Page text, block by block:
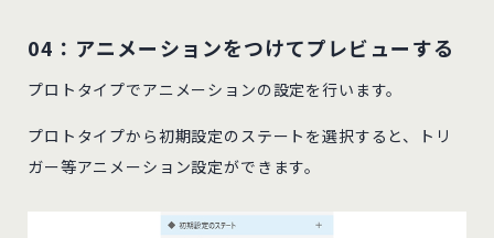
04：アニメーションをつけてプレビューする
プロトタイプでアニメーションの設定を行います。
プロトタイプから初期設定のステートを選択すると、トリ
ガー等アニメーション設定ができます。